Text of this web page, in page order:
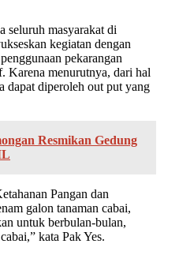
seluruh masyarakat di
kegiatan dengan
pekarangan
Karena menurutnya, dari hal
dapat diperoleh out put yang
Resmikan Gedung
Pangan dan
galon tanaman cabai,
untuk berbulan-bulan,
kata Pak Yes.